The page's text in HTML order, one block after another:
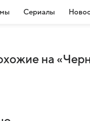
Сериалы
на